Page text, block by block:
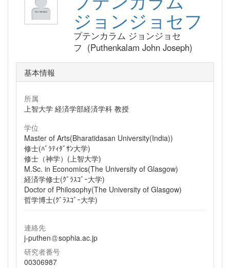
ジョンジョセフ
プテンカラム ジョンジョセ
フ (Puthenkalam John Joseph)
基本情報
所属
上智大学 経済学部経済学科 教授
学位
Master of Arts(Bharatidasan University(India))
修士(ﾊﾞﾗﾃｨﾀﾞｻﾝ大学)
修士（神学）(上智大学)
M.Sc. in Economics(The University of Glasgow)
経済学修士(ｸﾞﾗｽｺﾞｰ大学)
Doctor of Philosophy(The University of Glasgow)
哲学博士(ｸﾞﾗｽｺﾞｰ大学)
連絡先
j-puthen
sophia.ac.jp
研究者番号
00306987